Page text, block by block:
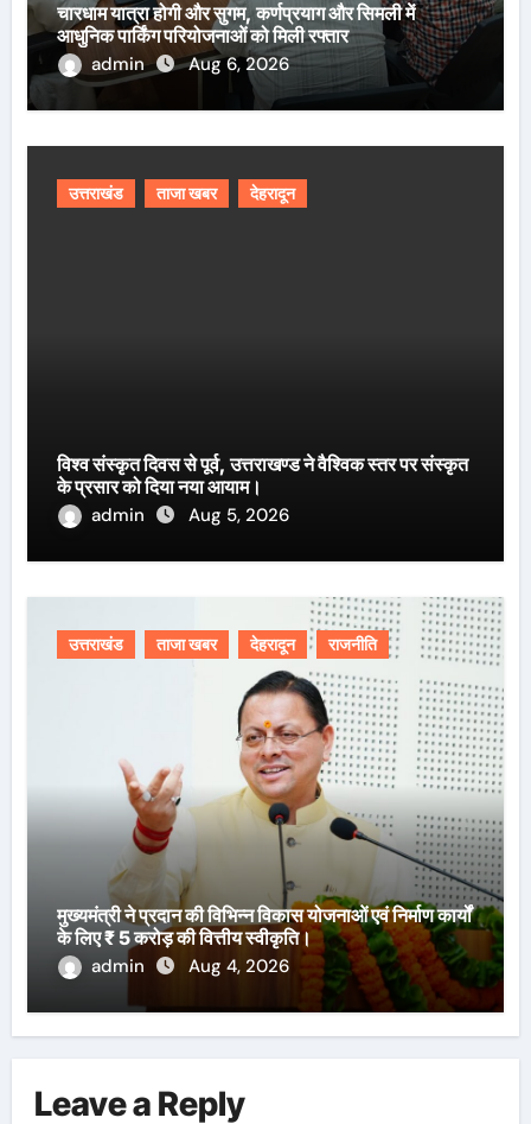
चारधाम यात्रा होगी और सुगम, कर्णप्रयाग और सिमली में
आधुनिक पार्किंग परियोजनाओं को मिली रफ्तार
admin
Aug 6, 2026
उत्तराखंड ताजा खबर देहरादून
विश्व संस्कृत दिवस से पूर्व, उत्तराखण्ड ने वैश्विक स्तर पर संस्कृत
के प्रसार को दिया नया आयाम।
admin
Aug 5, 2026
उत्तराखंड ताजा खबर देहरादून राजनीति
मुख्यमंत्री ने प्रदान की विभिन्न विकास योजनाओं एवं निर्माण कार्यों
के लिए ₹ 5 करोड़ की वित्तीय स्वीकृति।
admin
Aug 4, 2026
Leave a Reply